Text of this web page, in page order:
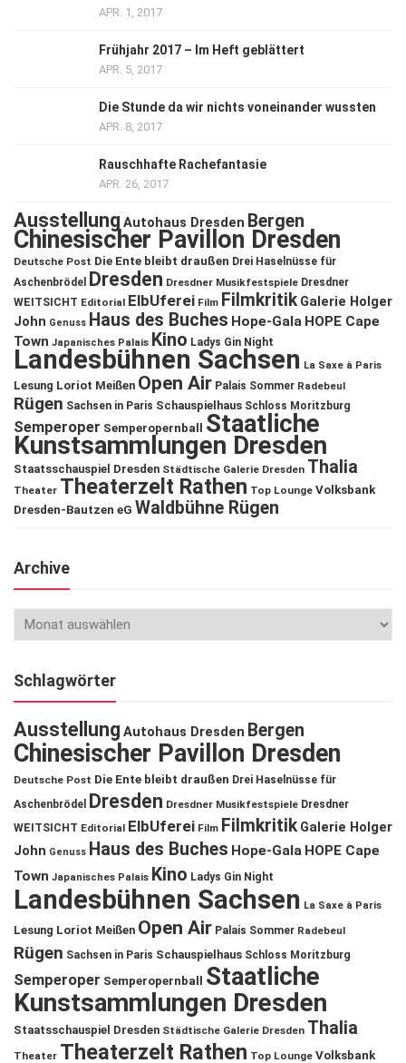
APR. 1, 2017
Frühjahr 2017 – Im Heft geblättert
APR. 5, 2017
Die Stunde da wir nichts voneinander wussten
APR. 8, 2017
Rauschhafte Rachefantasie
APR. 26, 2017
Ausstellung Autohaus Dresden Bergen
Chinesischer Pavillon Dresden
Deutsche Post Die Ente bleibt draußen Drei Haselnüsse für
Aschenbrödel
Dresden Dresdner Musikfestspiele Dresdner
WEITSICHT Editorial ElbUferei Film Filmkritik Galerie Holger
John Genuss Haus des Buches Hope-Gala HOPE Cape
Town Japanisches Palais Kino Ladys Gin Night
Landesbühnen Sachsen La Saxe à Paris
Lesung Loriot Meißen Open Air Palais Sommer Radebeul
Rügen Sachsen in Paris Schauspielhaus Schloss Moritzburg
Semperoper Semperopernball Staatliche
Kunstsammlungen Dresden
Staatsschauspiel Dresden Städtische Galerie Dresden Thalia
Theater Theaterzelt Rathen Top Lounge Volksbank
Dresden-Bautzen eG Waldbühne Rügen
Archive
Schlagwörter
Ausstellung Autohaus Dresden Bergen
Chinesischer Pavillon Dresden
Deutsche Post Die Ente bleibt draußen Drei Haselnüsse für
Aschenbrödel
Dresden Dresdner Musikfestspiele Dresdner
WEITSICHT Editorial ElbUferei Film Filmkritik Galerie Holger
John Genuss Haus des Buches Hope-Gala HOPE Cape
Town Japanisches Palais Kino Ladys Gin Night
Landesbühnen Sachsen La Saxe à Paris
Lesung Loriot Meißen Open Air Palais Sommer Radebeul
Rügen Sachsen in Paris Schauspielhaus Schloss Moritzburg
Semperoper Semperopernball
Staatliche
Kunstsammlungen Dresden
Staatsschauspiel Dresden Städtische Galerie Dresden Thalia
Theater Theaterzelt Rathen Top Lounge Volksbank